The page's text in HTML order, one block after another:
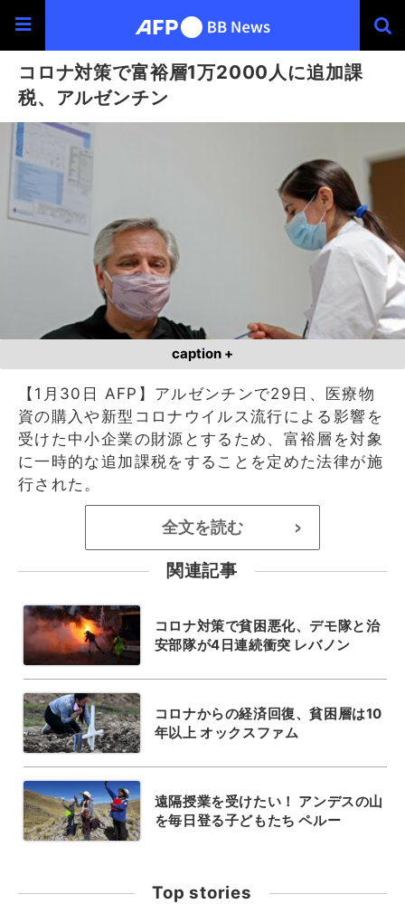
コロナ対策で富裕層1万2000人に追加課
税、アルゼンチン
caption +
【1月30日 AFP】アルゼンチンで29日、医療物
資の購入や新型コロナウイルス流行による影響を
受けた中小企業の財源とするため、富裕層を対象
に一時的な追加課税をすることを定めた法律が施
行された。
全文を読む >
関連記事
コロナ対策で貧困悪化、デモ隊と治
安部隊が4日連続衝突 レバノン
コロナからの経済回復、貧困層は10
年以上 オックスファム
遠隔授業を受けたい！ アンデスの山
を毎日登る子どもたち ペルー
Top stories